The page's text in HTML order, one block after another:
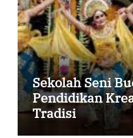
Sekolah Seni
Pendidikan
Tradisi